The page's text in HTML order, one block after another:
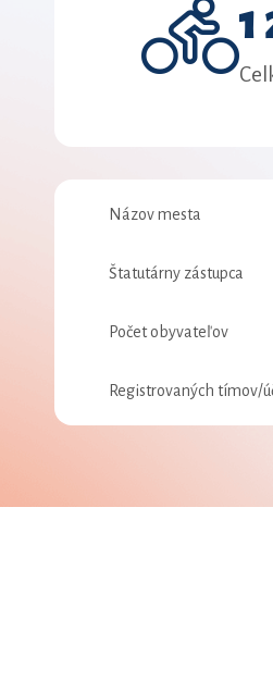
1
Názov mesta
Štatutárny zástupca
Počet obyvateľov
Registrovaných tímov/